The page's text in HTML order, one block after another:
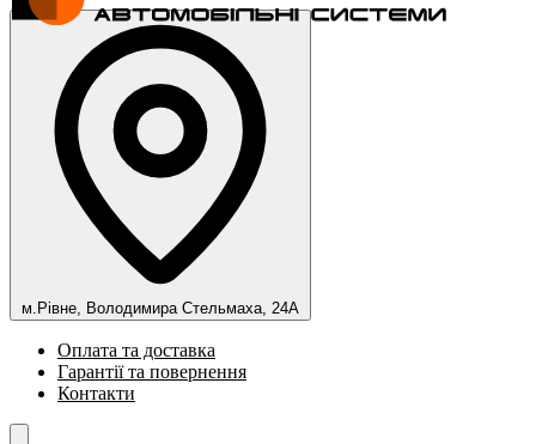
м.Рівне, Володимира Стельмаха, 24А
Оплата та доставка
Гарантії та повернення
Контакти